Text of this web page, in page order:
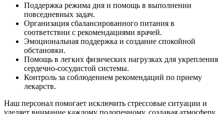
Поддержка режима дня и помощь в выполнении
повседневных задач.
Организация сбалансированного питания в
соответствии с рекомендациями врачей.
Эмоциональная поддержка и создание спокойной
обстановки.
Помощь в легких физических нагрузках для укрепления
сердечно-сосудистой системы.
Контроль за соблюдением рекомендаций по приему
лекарств.
Наш персонал помогает исключить стрессовые ситуации и
уделяет внимание каждому подопечному, создавая атмосферу